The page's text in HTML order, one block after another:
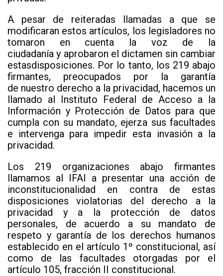
A pesar de reiteradas llamadas a que se
modificaran estos artículos, los legisladores no
tomaron en cuenta la voz de la
ciudadanía y aprobaron el dictamen sin cambiar
estasdisposiciones. Por lo tanto, los 219 abajo
firmantes, preocupados por la garantía
de nuestro derecho a la privacidad, hacemos un
llamado al Instituto Federal de Acceso a la
Información y Protección de Datos para que
cumpla con su mandato, ejerza sus facultades
e intervenga para impedir esta invasión a la
privacidad.
Los 219 organizaciones abajo firmantes
llamamos al IFAI a presentar una acción de
inconstitucionalidad en contra de estas
disposiciones violatorias del derecho a la
privacidad y a la protección de datos
personales, de acuerdo a su mandato de
respeto y garantía de los derechos humanos
establecido en el artículo 1º constitucional, así
como de las facultades otorgadas por el
artículo 105, fracción II constitucional.